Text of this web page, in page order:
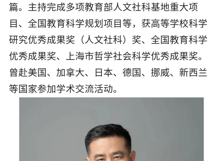
篇。主持完成多项教育部人文社科基地重大项
目、全国教育科学规划项目等，获高等学校科学
研究优秀成果奖（人文社科）奖、全国教育科学
优秀成果奖、上海市哲学社会科学优秀成果奖。
曾赴美国、加拿大、日本、德国、挪威、新西兰
等国家参加学术交流活动。